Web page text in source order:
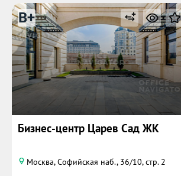
B+
Бизнес-центр Царев Сад ЖК
Москва, Софийская наб., 36/10, стр. 2